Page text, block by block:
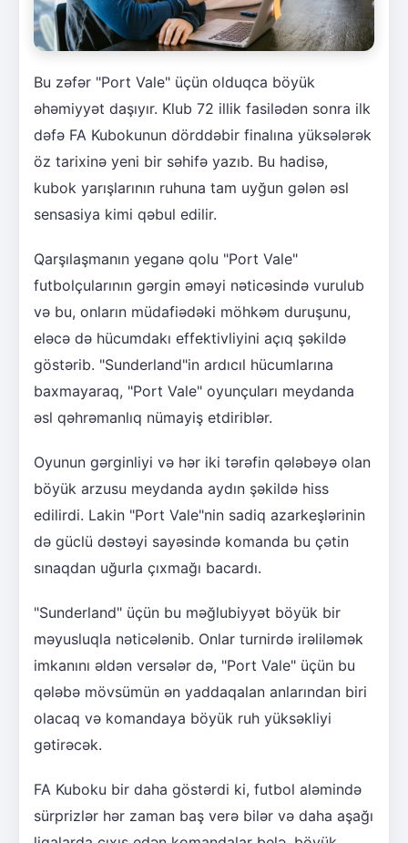
Bu zəfər "Port Vale" üçün olduqca böyük
əhəmiyyət daşıyır. Klub 72 illik fasilədən sonra ilk
dəfə FA Kubokunun dörddəbir finalına yüksələrək
öz tarixinə yeni bir səhifə yazıb. Bu hadisə,
kubok yarışlarının ruhuna tam uyğun gələn əsl
sensasiya kimi qəbul edilir.
Qarşılaşmanın yeganə qolu "Port Vale"
futbolçularının gərgin əməyi nəticəsində vurulub
və bu, onların müdafiədəki möhkəm duruşunu,
eləcə də hücumdakı effektivliyini açıq şəkildə
göstərib. "Sunderland"in ardıcıl hücumlarına
baxmayaraq, "Port Vale" oyunçuları meydanda
əsl qəhrəmanlıq nümayiş etdiriblər.
Oyunun gərginliyi və hər iki tərəfin qələbəyə olan
böyük arzusu meydanda aydın şəkildə hiss
edilirdi. Lakin "Port Vale"nin sadiq azarkeşlərinin
də güclü dəstəyi sayəsində komanda bu çətin
sınaqdan uğurla çıxmağı bacardı.
"Sunderland" üçün bu məğlubiyyət böyük bir
məyusluqla nəticələnib. Onlar turnirdə irəliləmək
imkanını əldən versələr də, "Port Vale" üçün bu
qələbə mövsümün ən yaddaqalan anlarından biri
olacaq və komandaya böyük ruh yüksəkliyi
gətirəcək.
FA Kuboku bir daha göstərdi ki, futbol aləmində
sürprizlər hər zaman baş verə bilər və daha aşağı